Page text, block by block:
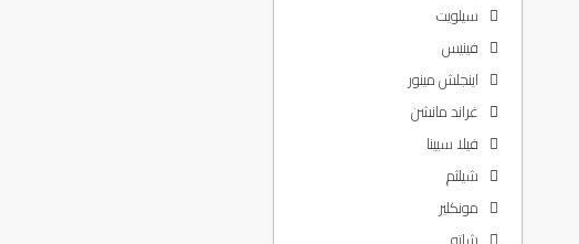
سيلويت
فينيس
اينجلش مينور
غراند مانشن
فيلا سيينا
شيلثم
مونكلير